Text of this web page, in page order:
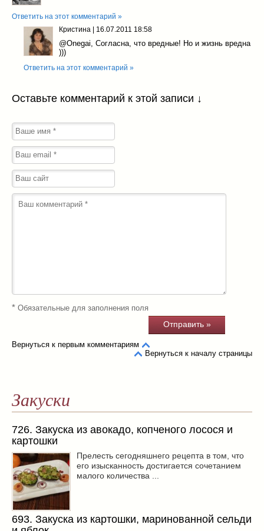
Ответить на этот комментарий »
Кристина | 16.07.2011 18:58
@Onegai , Согласна, что вредные! Но и жизнь вредна
)))
Ответить на этот комментарий »
Оставьте комментарий к этой записи ↓
* Обязательные для заполнения поля
Вернуться к первым комментариям
Вернуться к началу страницы
Закуски
726. Закуска из авокадо, копченого лосося и
картошки
Прелесть сегодняшнего рецепта в том, что
его изысканность достигается сочетанием
малого количества ...
693. Закуска из картошки, маринованной сельди